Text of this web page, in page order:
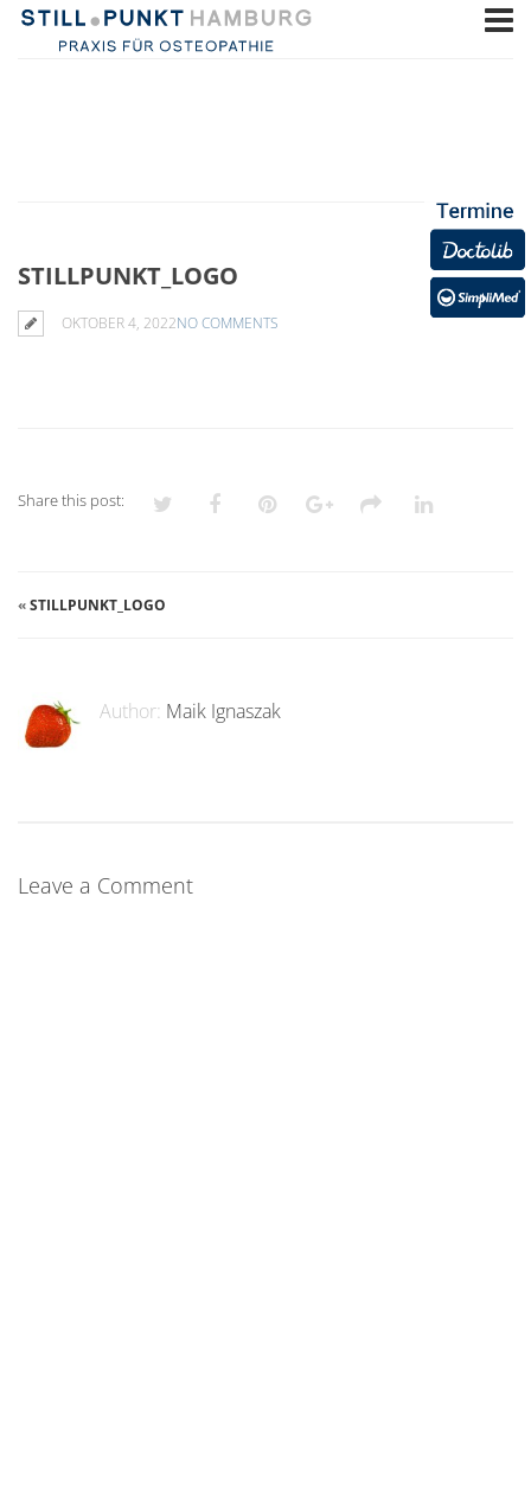
STILLPUNKT_LOGO
OKTOBER 4, 2022NO COMMENTS
Share this post:
«STILLPUNKT_LOGO
Author: Maik Ignaszak
Leave a Comment